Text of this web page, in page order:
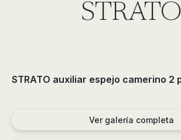
tendencias,
nuevos
en
bañeras,
platos
STRATO
STRATO auxiliar espejo camerino 2
Ver galería completa